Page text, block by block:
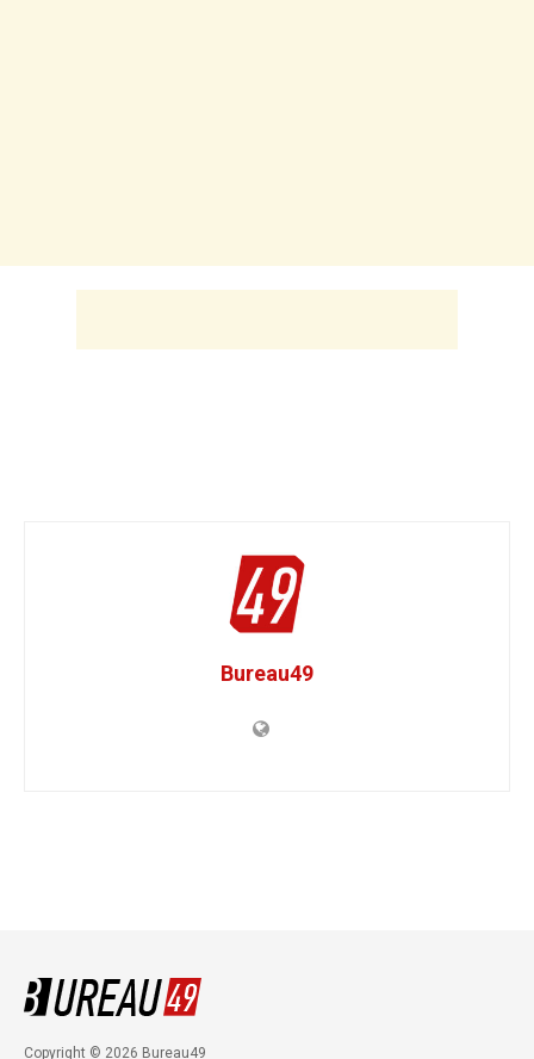
Bureau49
Copyright © 2026 Bureau49